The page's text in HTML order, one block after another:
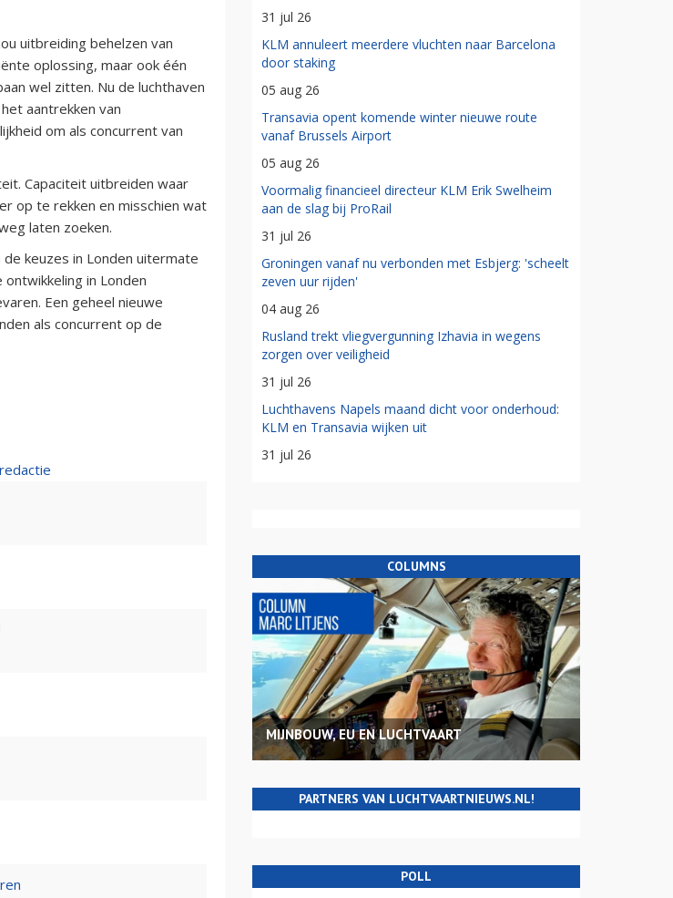
uitbreiding behelzen van
oplossing, maar ook één
wel zitten. Nu de luchthaven
aantrekken van
om als concurrent van
Capaciteit uitbreiden waar
op te rekken en misschien wat
laten zoeken.
keuzes in Londen uitermate
in Londen
Een geheel nieuwe
als concurrent op de
31 jul 26
KLM annuleert meerdere vluchten naar Barcelona
door staking
05 aug 26
Transavia opent komende winter nieuwe route
vanaf Brussels Airport
05 aug 26
Voormalig financieel directeur KLM Erik Swelheim
aan de slag bij ProRail
31 jul 26
Groningen vanaf nu verbonden met Esbjerg: 'scheelt
zeven uur rijden'
04 aug 26
Rusland trekt vliegvergunning Izhavia in wegens
zorgen over veiligheid
31 jul 26
Luchthavens Napels maand dicht voor onderhoud:
KLM en Transavia wijken uit
31 jul 26
COLUMNS
MIJNBOUW, EU EN LUCHTVAART
PARTNERS VAN LUCHTVAARTNIEUWS.NL!
POLL